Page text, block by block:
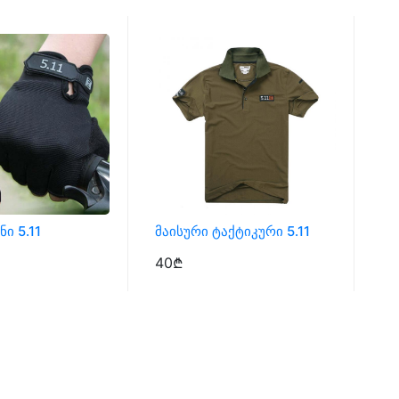
5.11 Მაისური Ტაქტიკური 5.11
40₾